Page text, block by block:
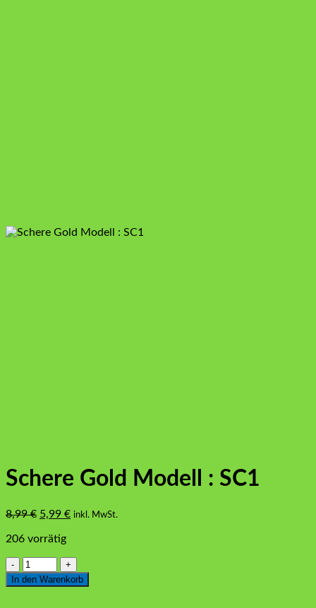
Schere Gold Modell : SC1
8,99€ Ursprünglicher
war:
5,99 €Aktueller
inkl. MwSt.
206 vorrätig
Schere
Gold
Modell
In den Warenkorb